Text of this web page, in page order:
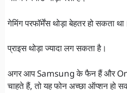
गेमिंग परफॉर्मेंस थोड़ा बेहतर हो सकता
प्राइस थोड़ा ज्यादा लग सकता है।
अगर आप Samsung के फैन हैं और
चाहते हैं, तो यह फोन अच्छा ऑप्शन हो